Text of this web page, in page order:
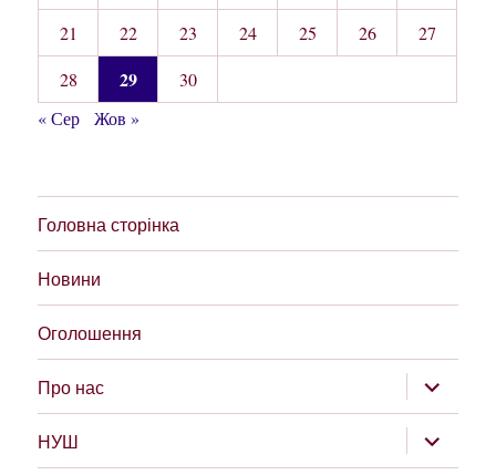
21
22 23 24 25 26
27
28
29
30
« Сер
Жов »
Головна сторінка
Новини
Оголошення
Про нас
підменю
НУШ
підменю